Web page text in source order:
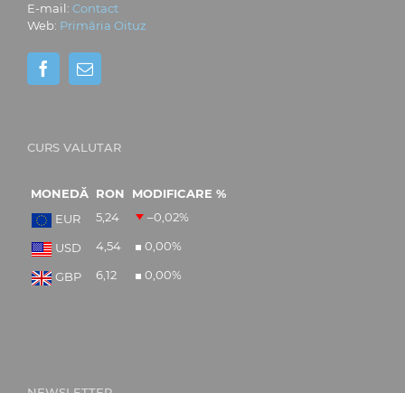
E-mail: Contact
Web: Primăria Oituz
CURS VALUTAR
MONEDĂ RON
MODIFICARE %
EUR
5,24 –0,02%
USD 4,54 0,00%
GBP 6,12 0,00%